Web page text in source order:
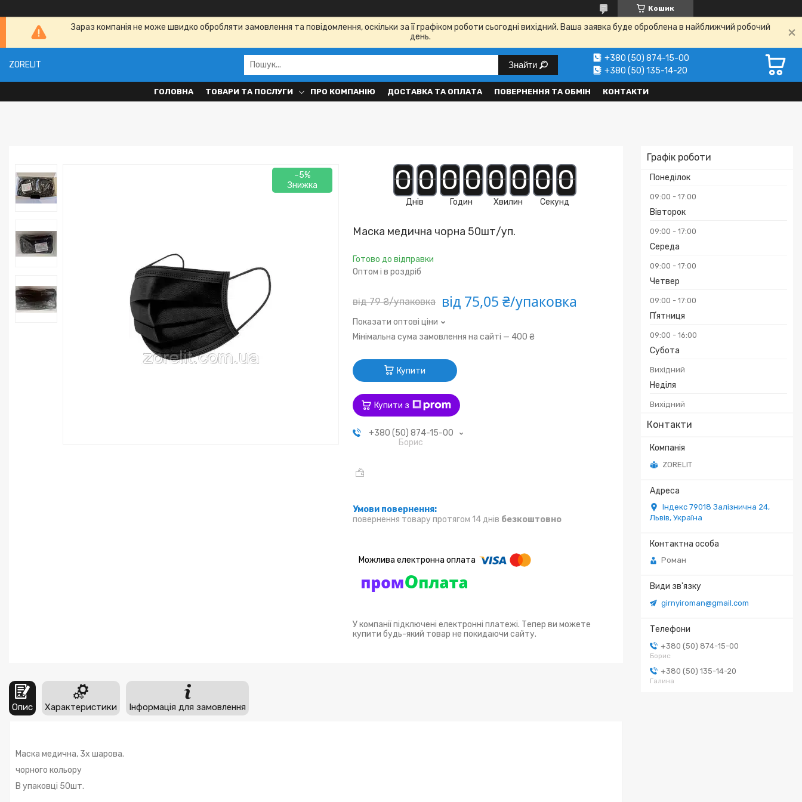
Кошик
Зараз компанія не може швидко обробляти замовлення та повідомлення, оскільки за її графіком роботи сьогодні вихідний. Ваша заявка буде оброблена в найближчий робочий
день.
ZORELIT Знайти
+380 (50) 874-15-00
+380 (50) 135-14-20
ГОЛОВНА ТОВАРИ ТА ПОСЛУГИ ПРО КОМПАНІЮ ДОСТАВКА ТА ОПЛАТА ПОВЕРНЕННЯ ТА ОБМІН КОНТАКТИ
Графік роботи
Понеділок
09:00 17:00
Вівторок
09:00 17:00
Середа
09:00 17:00
Четвер
09:00 17:00
Пʼятниця
09:00 16:00
Субота
Вихідний
Неділя
Вихідний
Контакти
ZORELIT
Індекс 79018 Залізнична 24,
Львів, Україна
Роман
girnyiroman@gmail.com
+380 (50) 874-15-00
Борис
+380 (50) 135-14-20
Галина
–5% 00
Днів
00
Годин
00
Хвилин
00
Секунд
Маска медична чорна 50шт/уп.
Готово до відправки
Оптом і в роздріб
від 79 ₴/упаковка від 75,05 ₴/упаковка
Показати оптові ціни
Мінімальна сума замовлення на сайті — 400 ₴
Купити
Купити з
+380 (50) 874-15-00
Борис
повернення товару протягом 14 днів безкоштовно
У компанії підключені електронні платежі. Тепер ви можете
купити будь-який товар не покидаючи сайту.
Опис Характеристики Інформація для замовлення
Маска медична, 3х шарова.
чорного кольору
В упаковці 50шт.